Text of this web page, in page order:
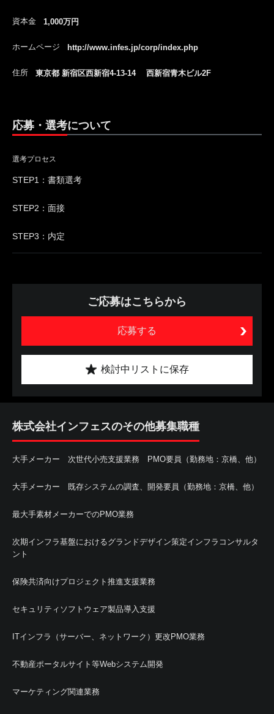
資本金 1,000万円
ホームページ http://www.infes.jp/corp/index.php
住所 東京都 新宿区西新宿4-13-14 西新宿青木ビル2F
応募・選考について
選考プロセス
STEP1：書類選考
STEP2：面接
STEP3：内定
ご応募はこちらから
応募する
検討中リストに保存
株式会社インフェスのその他募集職種
大手メーカー 次世代小売支援業務 PMO要員（勤務地：京橋、他）
大手メーカー 既存システムの調査、開発要員（勤務地：京橋、他）
最大手素材メーカーでのPMO業務
次期インフラ基盤におけるグランドデザイン策定インフラコンサルタ
ント
保険共済向けプロジェクト推進支援業務
セキュリティソフトウェア製品導入支援
ITインフラ（サーバー、ネットワーク）更改PMO業務
不動産ポータルサイト等Webシステム開発
マーケティング関連業務